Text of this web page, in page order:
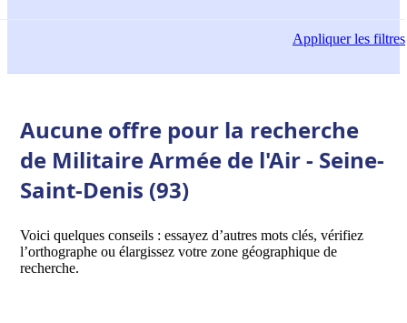
Appliquerles filtres
Aucune offre pour la recherche
de Militaire Armée de l'Air - Seine-
Saint-Denis (93)
Voici quelques conseils : essayez d’autres mots clés, vérifiez
l’orthographe ou élargissez votre zone géographique de
recherche.